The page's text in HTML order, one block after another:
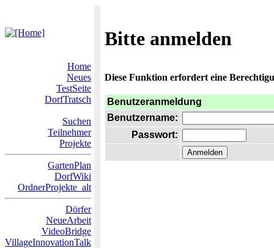
Bitte anmelden
Home
Neues
TestSeite
DorfTratsch
Suchen
Teilnehmer
Projekte
GartenPlan
DorfWiki
OrdnerProjekte_alt
Dörfer
NeueArbeit
VideoBridge
VillageInnovationTalk
Diese Funktion erfordert eine
Benutzeranmeldung
Benutzername:
Passwort: